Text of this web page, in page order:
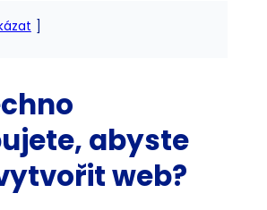
abyste
web?